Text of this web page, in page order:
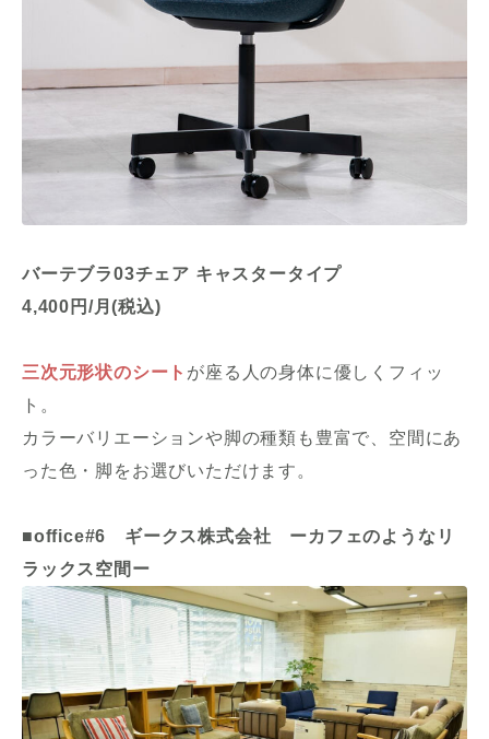
バーテブラ03チェア キャスタータイプ
4,400円/月(税込)
三次元形状のシート が座る人の身体に優しくフィッ
ト。
カラーバリエーションや脚の種類も豊富で、空間にあ
った色・脚をお選びいただけます。
■office#6 ギークス株式会社 ーカフェのようなリ
ラックス空間ー